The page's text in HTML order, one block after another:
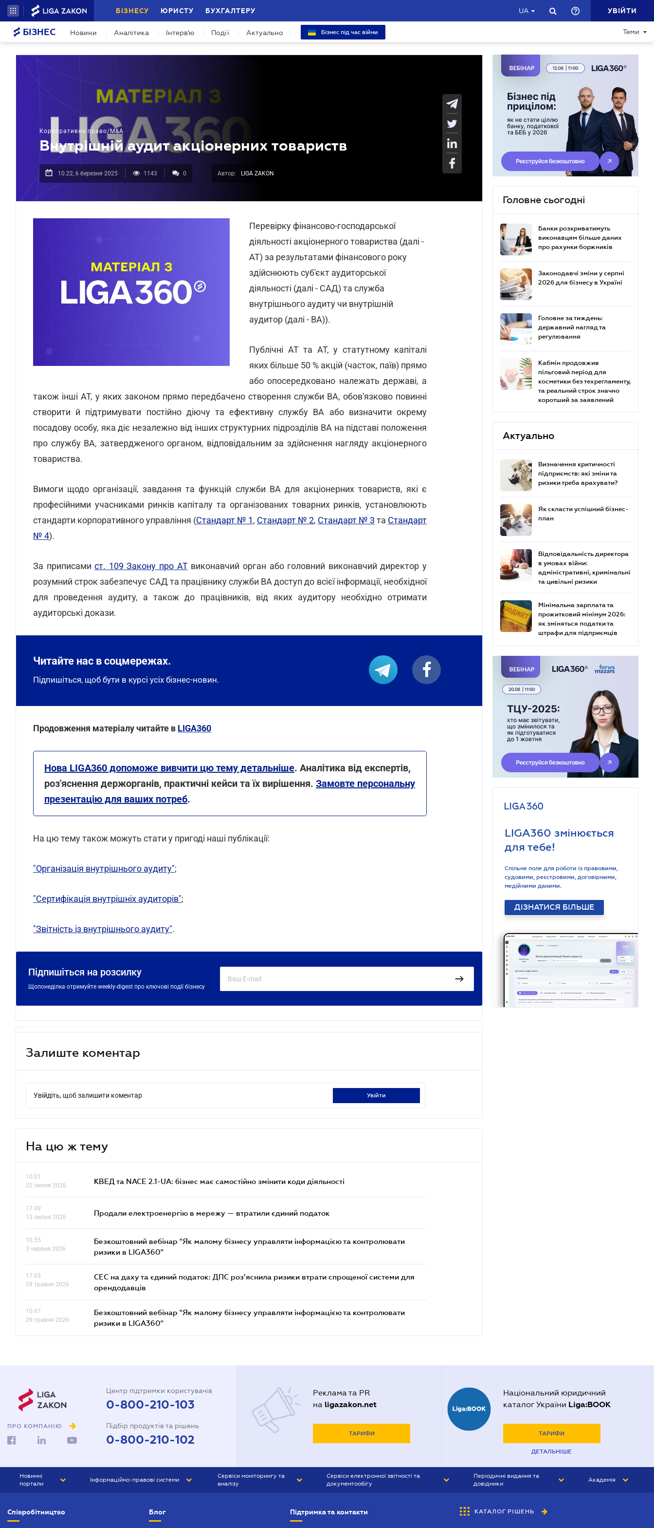
БІЗНЕСУ ЮРИСТУ БУХГАЛТЕРУ UA УВІЙТИ
БІЗНЕС Новини Аналітика Інтерв'ю Події Актуально Бізнес під час війни Теми
Корпоративне право/M&A
Внутрішній аудит акціонерних товариств
10.22, 6 березня 2025 1143 0 Автор: LIGA ZAKON
Перевірку фінансово-господарської
діяльності акціонерного товариства (далі -
АТ) за результатами фінансового року
здійснюють суб'єкт аудиторської
діяльності (далі - САД) та служба
внутрішнього аудиту чи внутрішній
аудитор (далі - ВА)).
Публічні АТ та АТ, у статутному капіталі
яких більше 50 % акцій (часток, паїв) прямо
або опосередковано належать державі, а
також інші АТ, у яких законом прямо передбачено створення служби ВА, обов'язково повинні
створити й підтримувати постійно діючу та ефективну службу ВА або визначити окрему
посадову особу, яка діє незалежно від інших структурних підрозділів ВА на підставі положення
про службу ВА, затвердженого органом, відповідальним за здійснення нагляду акціонерного
товариства.
Вимоги щодо організації, завдання та функцій служби ВА для акціонерних товариств, які є
професійними учасниками ринків капіталу та організованих товарних ринків, установлюють
стандарти корпоративного управління (Стандарт № 1, Стандарт № 2, Стандарт № 3 та Стандарт
№ 4).
За приписамист. 109 Закону про АТвиконавчий орган або головний виконавчий директор у
розумний строк забезпечує САД та працівнику служби ВА доступ до всієї інформації, необхідної
для проведення аудиту, а також до працівників, від яких аудитору необхідно отримати
аудиторські докази.
Читайте нас в соцмережах.
Підпишіться, щоб бути в курсі усіх бізнес-новин.
Продовження матеріалу читайте в LIGA360
Нова LIGA360 допоможе вивчити цю тему детальніше. Аналітика від експертів,
роз'яснення держорганів, практичні кейси та їх вирішення. Замовте персональну
презентацію для ваших потреб.
На цю тему також можуть стати у пригоді наші публікації:
"Організація внутрішнього аудиту";
"Сертифікація внутрішніх аудиторів";
"Звітність із внутрішнього аудиту".
Підпишіться на розсилку
Щопонеділка отримуйте weekly-digest про ключові події бізнесу
Залиште коментар
Увійдіть, щоб залишити коментар увійти
На цю ж тему
10.01
22 липня 2026
КВЕД та NACE 2.1-UA: бізнес має самостійно змінити коди діяльності
17.09
13 липня 2026
Продали електроенергію в мережу — втратили єдиний податок
10.55
3 червня 2026
Безкоштовний вебінар "Як малому бізнесу управляти інформацією та контролювати
ризики в LIGA360"
17.03
29 травня 2026
СЕС на даху та єдиний податок: ДПС роз’яснила ризики втрати спрощеної системи для
орендодавців
10.07
29 травня 2026
Безкоштовний вебінар "Як малому бізнесу управляти інформацією та контролювати
ризики в LIGA360"
Головне сьогодні
Банки розкриватимуть
виконавцям більше даних
про рахунки боржників
Законодавчі зміни у серпні
2026 для бізнесу в Україні
Головне за тиждень:
державний нагляд та
регулювання
Кабмін продовжив
пільговий період для
косметики без техрегламенту,
та реальний строк значно
коротший за заявлений
Актуально
Визначення критичності
підприємств: які зміни та
ризики треба врахувати?
Як скласти успішний бізнес-
план
Відповідальність директора
в умовах війни:
адміністративні, кримінальні
та цивільні ризики
Мінімальна зарплата та
прожитковий мінімум 2026:
як зміняться податки та
штрафи для підприємців
LIGA360 змінюється
для тебе!
Спільне поле для роботи із правовими,
судовими, реєстровими, договірними,
медійними даними.
ДІЗНАТИСЯ БІЛЬШЕ
ПРО КОМПАНІЮ
Центр підтримки користувачів
0-800-210-103
Підбір продуктів та рішень
0-800-210-102
Реклама та PR
на ligazakon.net
ТАРИФИ
Національний юридичний
каталог України Liga:BOOK
ТАРИФИ
ДЕТАЛЬНІШЕ
Новинні
портали
БІЗНЕС
Інформаційно-правові системи
Сервіси моніторингу та
аналізу
Сервіси електронної звітності та
документообігу
Періодичні видання та
довідники
БУХГАЛТЕР&ЗАКОН
Академія
Співробітництво Блог Підтримка та контакти КАТАЛОГ РІШЕНЬ